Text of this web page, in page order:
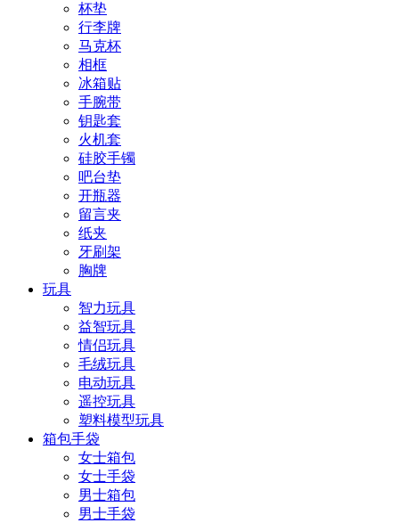
杯垫
行李牌
马克杯
相框
冰箱贴
手腕带
钥匙套
火机套
硅胶手镯
吧台垫
开瓶器
留言夹
纸夹
牙刷架
胸牌
玩具
智力玩具
益智玩具
情侣玩具
毛绒玩具
电动玩具
遥控玩具
塑料模型玩具
箱包手袋
女士箱包
女士手袋
男士箱包
男士手袋